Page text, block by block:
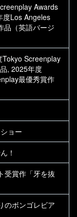
Awards
度Los Angeles
品（英語バージ
Screenplay
, 2025年度
最優秀賞作
ョー
！
受賞作「牙を抜
ボンゴレビア